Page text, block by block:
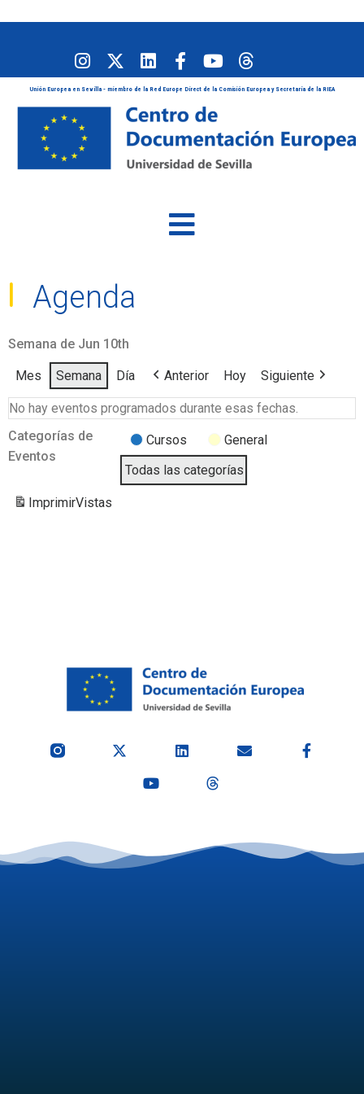
Unión Europea en Sevilla - miembro de la Red Europe Direct de la Comisión Europea y Secretaría de la RIEA
Agenda
Semana de Jun 10th
Mes Semana Día Anterior Hoy Siguiente
No hay eventos programados durante esas fechas.
Categorías de
Eventos
Cursos
General
Todas las categorías
ImprimirVistas